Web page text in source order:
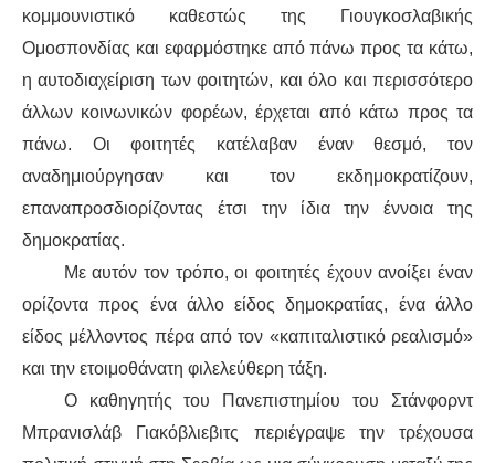
κομμουνιστικό καθεστώς της Γιουγκοσλαβικής
Ομοσπονδίας και εφαρμόστηκε από πάνω προς τα κάτω,
η αυτοδιαχείριση των φοιτητών, και όλο και περισσότερο
άλλων κοινωνικών φορέων, έρχεται από κάτω προς τα
πάνω. Οι φοιτητές κατέλαβαν έναν θεσμό, τον
αναδημιούργησαν και τον εκδημοκρατίζουν,
επαναπροσδιορίζοντας έτσι την ίδια την έννοια της
δημοκρατίας.
Με αυτόν τον τρόπο, οι φοιτητές έχουν ανοίξει έναν
ορίζοντα προς ένα άλλο είδος δημοκρατίας, ένα άλλο
είδος μέλλοντος πέρα από τον «καπιταλιστικό ρεαλισμό»
και την ετοιμοθάνατη φιλελεύθερη τάξη.
Ο καθηγητής του Πανεπιστημίου του Στάνφορντ
Μπρανισλάβ Γιακόβλιεβιτς περιέγραψε την τρέχουσα